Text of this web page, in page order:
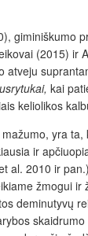
giminiškumo
(2015) ir
atveju
kai
keliolikos
yra
ir
al. 2010 ir
žmogui
deminutyvų